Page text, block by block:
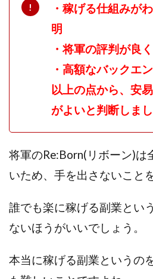
・稼げる仕組みが
明
・将軍の評判が良
・高額なバックエ
以上の点から、安
がよいと判断しまし
将軍のRe:Born(リボーン)は
いため、手を出さないこと
誰でも楽に稼げる副業とい
ないほうがいいでしょう。
本当に稼げる副業というの